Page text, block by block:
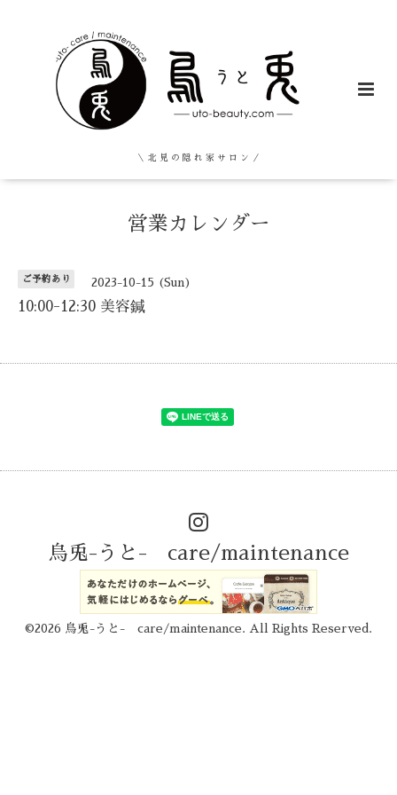
＼ 北 見 の 隠 れ 家 サ ロ ン ／
営業カレンダー
ご予約あり 2023-10-15 (Sun)
10:00-12:30 美容鍼
烏兎-うと- care/maintenance
©2026 烏兎-うと- care/maintenance . All Rights Reserved.